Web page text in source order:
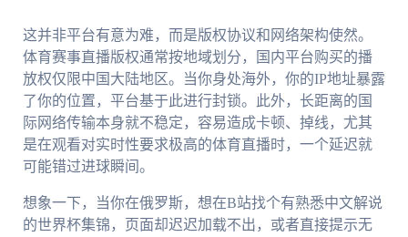
这并非平台有意为难，而是版权协议和网络架构使然。
体育赛事直播版权通常按地域划分，国内平台购买的播
放权仅限中国大陆地区。当你身处海外，你的IP地址暴露
了你的位置，平台基于此进行封锁。此外，长距离的国
际网络传输本身就不稳定，容易造成卡顿、掉线，尤其
是在观看对实时性要求极高的体育直播时，一个延迟就
可能错过进球瞬间。
想象一下，当你在俄罗斯，想在B站找个有熟悉中文解说
的世界杯集锦，页面却迟迟加载不出，或者直接提示无